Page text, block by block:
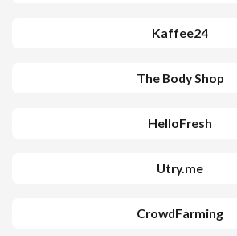
Kaffee24
The Body Shop
HelloFresh
Utry.me
CrowdFarming